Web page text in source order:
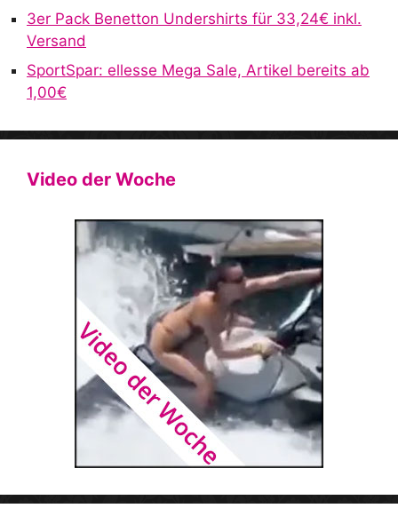
3er Pack Benetton Undershirts für 33,24€ inkl.
Versand
SportSpar: ellesse Mega Sale, Artikel bereits ab
1,00€
Video der Woche